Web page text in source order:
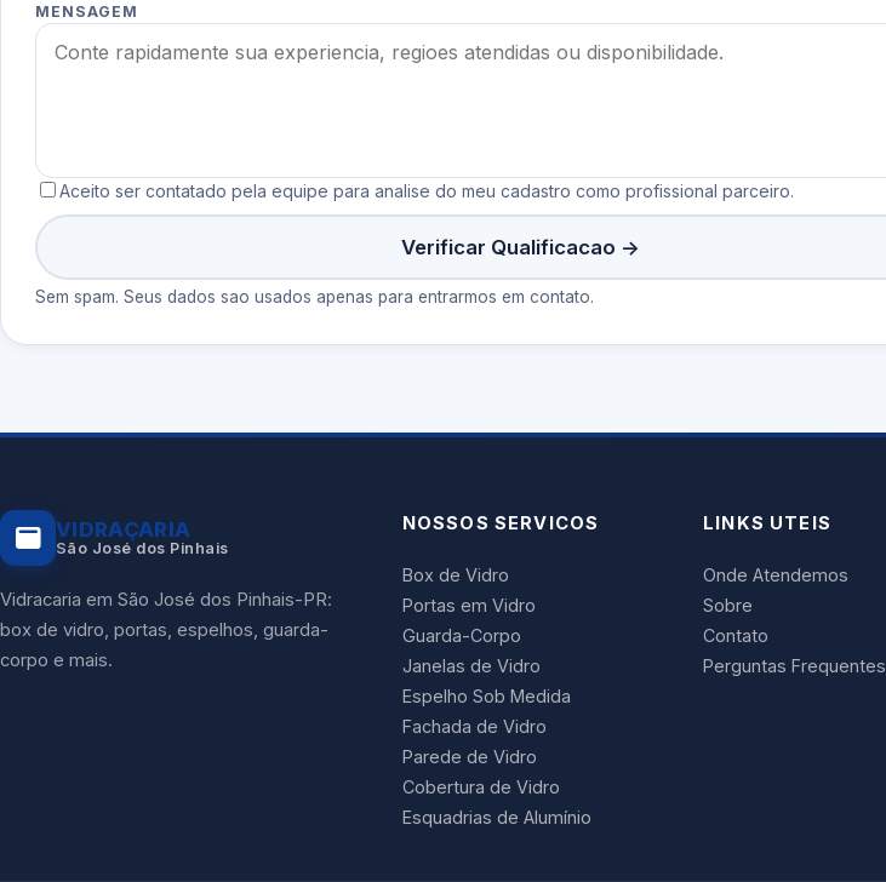
MENSAGEM
Aceito ser contatado pela equipe para analise do meu cadastro como profissional parceiro.
Verificar Qualificacao ->
Sem spam. Seus dados sao usados apenas para entrarmos em contato.
VIDRAÇARIA
São José dos Pinhais
Vidracaria em São José dos Pinhais-PR:
box de vidro, portas, espelhos, guarda-
corpo e mais.
NOSSOS SERVICOS
Box de Vidro
Portas em Vidro
Guarda-Corpo
Janelas de Vidro
Espelho Sob Medida
Fachada de Vidro
Parede de Vidro
Cobertura de Vidro
Esquadrias de Alumínio
LINKS UTEIS
Onde Atendemos
Sobre
Contato
Perguntas Frequentes